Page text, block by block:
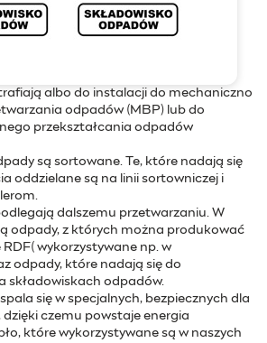
albo do instalacji do mechaniczno
odpadów (MBP) lub do
przekształcania odpadów
są sortowane. Te, które nadają się
oddzielane są na linii sortowniczej i
dalszemu przetwarzaniu. W
odpady, z których można produkować
wykorzystywane np. w
odpady, które nadają się do
składowiskach odpadów.
się w specjalnych, bezpiecznych dla
czemu powstaje energia
które wykorzystywane są w naszych